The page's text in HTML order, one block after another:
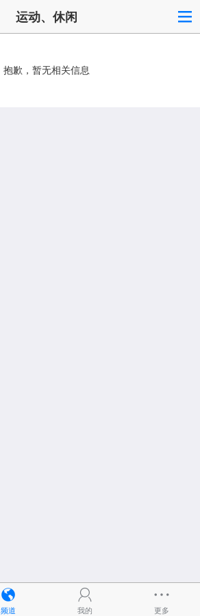
运动、休闲
抱歉，暂无相关信息
频道 我的 更多